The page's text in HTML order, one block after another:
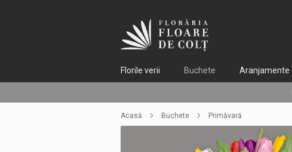
Florile verii Buchete Aranjamente
Acasă Buchete Primăvară